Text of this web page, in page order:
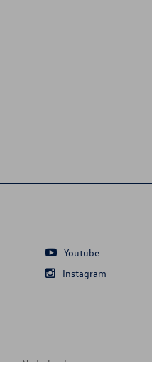
Youtube
Instagram
Nederlands